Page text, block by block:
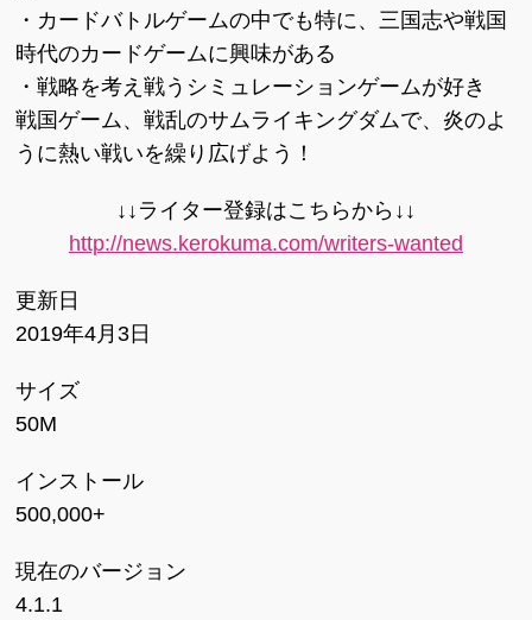
・カードバトルゲームの中でも特に、三国志や戦国
時代のカードゲームに興味がある
・戦略を考え戦うシミュレーションゲームが好き
戦国ゲーム、戦乱のサムライキングダムで、炎のよ
うに熱い戦いを繰り広げよう！
↓↓ライター登録はこちらから↓↓
http://news.kerokuma.com/writers-wanted
更新日
2019年4月3日
サイズ
50M
インストール
500,000+
現在のバージョン
4.1.1